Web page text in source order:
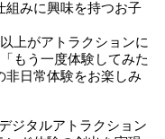
組みに興味を持つお子
上がアトラクションに
もう一度体験してみた
非日常体験をお楽しみ
ジタルアトラクション